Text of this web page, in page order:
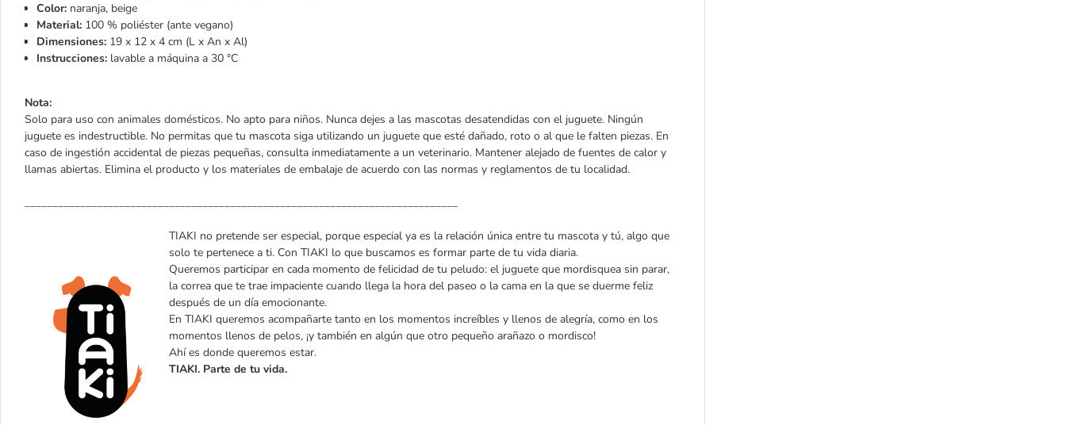
Color: naranja, beige
Material: 100 % poliéster (ante vegano)
Dimensiones: 19 x 12 x 4 cm (L x An x Al)
Instrucciones: lavable a máquina a 30 °C
Nota:
Solo para uso con animales domésticos. No apto para niños. Nunca dejes a las mascotas desatendidas con el juguete. Ningún
juguete es indestructible. No permitas que tu mascota siga utilizando un juguete que esté dañado, roto o al que le falten piezas. En
caso de ingestión accidental de piezas pequeñas, consulta inmediatamente a un veterinario. Mantener alejado de fuentes de calor y
llamas abiertas. Elimina el producto y los materiales de embalaje de acuerdo con las normas y reglamentos de tu localidad.
______________________________________________________________________________
TIAKI no pretende ser especial, porque especial ya es la relación única entre tu mascota y tú, algo que
solo te pertenece a ti. Con TIAKI lo que buscamos es formar parte de tu vida diaria.
Queremos participar en cada momento de felicidad de tu peludo: el juguete que mordisquea sin parar,
la correa que te trae impaciente cuando llega la hora del paseo o la cama en la que se duerme feliz
después de un día emocionante.
En TIAKI queremos acompañarte tanto en los momentos increíbles y llenos de alegría, como en los
momentos llenos de pelos, ¡y también en algún que otro pequeño arañazo o mordisco!
Ahí es donde queremos estar.
TIAKI. Parte de tu vida.